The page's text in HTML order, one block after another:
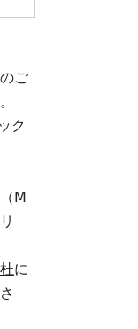
ご
ク
Ⅿ
に